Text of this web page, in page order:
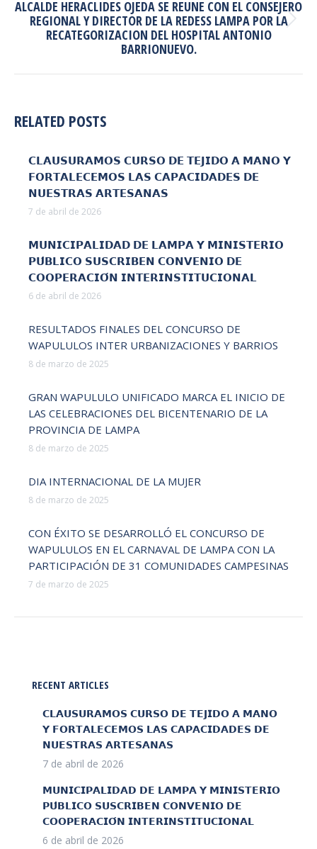
Publicación
siguiente:
ALCALDE HERACLIDES OJEDA SE REUNE CON EL CONSEJERO
REGIONAL Y DIRECTOR DE LA REDESS LAMPA POR LA
RECATEGORIZACION DEL HOSPITAL ANTONIO
BARRIONUEVO.
RELATED POSTS
𝗖𝗟𝗔𝗨𝗦𝗨𝗥𝗔𝗠𝗢𝗦 𝗖𝗨𝗥𝗦𝗢 𝗗𝗘 𝗧𝗘𝗝𝗜𝗗𝗢 𝗔 𝗠𝗔𝗡𝗢 𝗬
𝗙𝗢𝗥𝗧𝗔𝗟𝗘𝗖𝗘𝗠𝗢𝗦 𝗟𝗔𝗦 𝗖𝗔𝗣𝗔𝗖𝗜𝗗𝗔𝗗𝗘𝗦 𝗗𝗘
𝗡𝗨𝗘𝗦𝗧𝗥𝗔𝗦 𝗔𝗥𝗧𝗘𝗦𝗔𝗡𝗔𝗦
7 de abril de 2026
𝗠𝗨𝗡𝗜𝗖𝗜𝗣𝗔𝗟𝗜𝗗𝗔𝗗 𝗗𝗘 𝗟𝗔𝗠𝗣𝗔 𝗬 𝗠𝗜𝗡𝗜𝗦𝗧𝗘𝗥𝗜𝗢
𝗣𝗨́𝗕𝗟𝗜𝗖𝗢 𝗦𝗨𝗦𝗖𝗥𝗜𝗕𝗘𝗡 𝗖𝗢𝗡𝗩𝗘𝗡𝗜𝗢 𝗗𝗘
𝗖𝗢𝗢𝗣𝗘𝗥𝗔𝗖𝗜𝗢́𝗡 𝗜𝗡𝗧𝗘𝗥𝗜𝗡𝗦𝗧𝗜𝗧𝗨𝗖𝗜𝗢𝗡𝗔𝗟
6 de abril de 2026
RESULTADOS FINALES DEL CONCURSO DE
WAPULULOS INTER URBANIZACIONES Y BARRIOS
8 de marzo de 2025
GRAN WAPULULO UNIFICADO MARCA EL INICIO DE
LAS CELEBRACIONES DEL BICENTENARIO DE LA
PROVINCIA DE LAMPA
8 de marzo de 2025
DIA INTERNACIONAL DE LA MUJER
8 de marzo de 2025
CON ÉXITO SE DESARROLLÓ EL CONCURSO DE
WAPULULOS EN EL CARNAVAL DE LAMPA CON LA
PARTICIPACIÓN DE 31 COMUNIDADES CAMPESINAS
7 de marzo de 2025
RECENT ARTICLES
𝗖𝗟𝗔𝗨𝗦𝗨𝗥𝗔𝗠𝗢𝗦 𝗖𝗨𝗥𝗦𝗢 𝗗𝗘 𝗧𝗘𝗝𝗜𝗗𝗢 𝗔 𝗠𝗔𝗡𝗢
𝗬 𝗙𝗢𝗥𝗧𝗔𝗟𝗘𝗖𝗘𝗠𝗢𝗦 𝗟𝗔𝗦 𝗖𝗔𝗣𝗔𝗖𝗜𝗗𝗔𝗗𝗘𝗦 𝗗𝗘
𝗡𝗨𝗘𝗦𝗧𝗥𝗔𝗦 𝗔𝗥𝗧𝗘𝗦𝗔𝗡𝗔𝗦
7 de abril de 2026
𝗠𝗨𝗡𝗜𝗖𝗜𝗣𝗔𝗟𝗜𝗗𝗔𝗗 𝗗𝗘 𝗟𝗔𝗠𝗣𝗔 𝗬 𝗠𝗜𝗡𝗜𝗦𝗧𝗘𝗥𝗜𝗢
𝗣𝗨́𝗕𝗟𝗜𝗖𝗢 𝗦𝗨𝗦𝗖𝗥𝗜𝗕𝗘𝗡 𝗖𝗢𝗡𝗩𝗘𝗡𝗜𝗢 𝗗𝗘
𝗖𝗢𝗢𝗣𝗘𝗥𝗔𝗖𝗜𝗢́𝗡 𝗜𝗡𝗧𝗘𝗥𝗜𝗡𝗦𝗧𝗜𝗧𝗨𝗖𝗜𝗢𝗡𝗔𝗟
6 de abril de 2026